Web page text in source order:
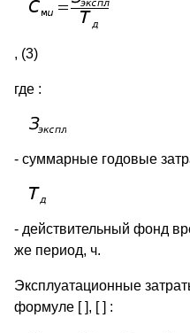
, (3)
где :
- суммарные годовые
- действительный фонд
же период, ч.
Эксплуатационные
формуле [ ], [ ] :